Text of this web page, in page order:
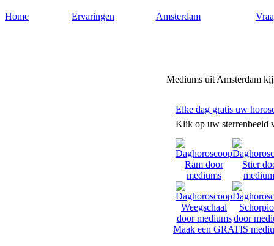
Home Ervaringen Amsterdam
Mediums uit Amsterdam
Elke dag gratis uw
Klik op uw sterrenbeeld
Maak een GRATIS